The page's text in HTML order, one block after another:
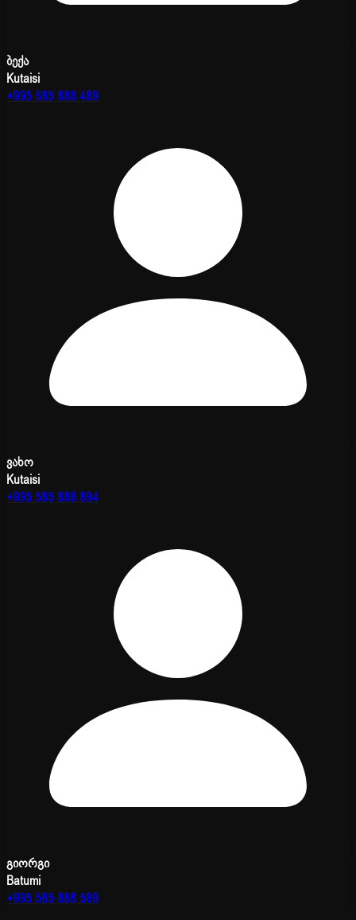
ბექა
Kutaisi
+995 585 888 489
ვახო
Kutaisi
+995 585 888 894
გიორგი
Batumi
+995 585 888 589